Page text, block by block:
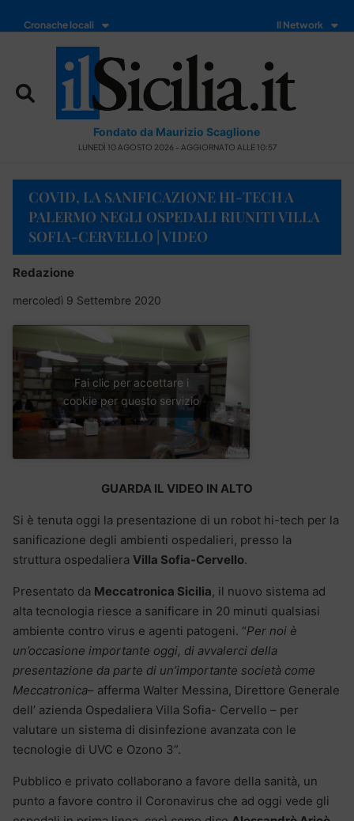
Cronache locali Il Network
Fondato da Maurizio Scaglione
LUNEDÌ 10 AGOSTO 2026 - AGGIORNATO ALLE 10:57
COVID, LA SANIFICAZIONE HI-TECH A
PALERMO NEGLI OSPEDALI RIUNITI VILLA
SOFIA-CERVELLO | VIDEO
Redazione
mercoledì 9 Settembre 2020
Fai clic per accettare i
cookie per questo servizio
GUARDA IL VIDEO IN ALTO
Si è tenuta oggi la presentazione di un robot hi-tech per la
sanificazione degli ambienti ospedalieri, presso la
struttura ospedaliera Villa Sofia-Cervello.
Presentato da Meccatronica Sicilia, il nuovo sistema ad
alta tecnologia riesce a sanificare in 20 minuti qualsiasi
ambiente contro virus e agenti patogeni. “Per noi è
un’occasione importante oggi, di avvalerci della
presentazione da parte di un’importante società come
Meccatronica– afferma Walter Messina, Direttore Generale
dell’ azienda Ospedaliera Villa Sofia- Cervello – per
valutare un sistema di disinfezione avanzata con le
tecnologie di UVC e Ozono 3”.
Pubblico e privato collaborano a favore della sanità, un
punto a favore contro il Coronavirus che ad oggi vede gli